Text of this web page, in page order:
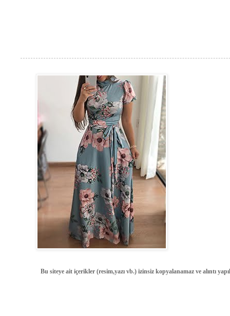
Bu siteye ait içerikler (resim,yazı vb.) izinsiz kopyalanamaz ve alıntı